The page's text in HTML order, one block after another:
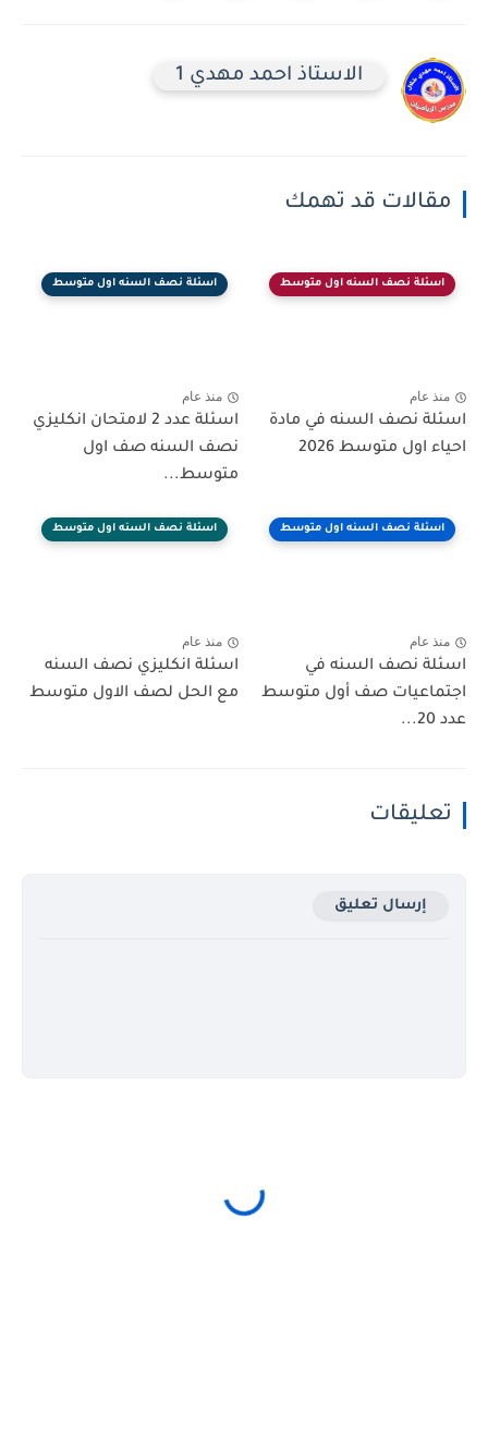
الاستاذ احمد مهدي 1
مقالات قد تهمك
اسئلة نصف السنه اول متوسط
منذ عام
اسئلة نصف السنه في مادة
احياء اول متوسط 2026
اسئلة نصف السنه اول متوسط
منذ عام
اسئلة عدد 2 لامتحان انكليزي
نصف السنه صف اول
متوسط...
اسئلة نصف السنه اول متوسط
منذ عام
اسئلة نصف السنه في
اجتماعيات صف أول متوسط
عدد 20...
اسئلة نصف السنه اول متوسط
منذ عام
اسئلة انكليزي نصف السنه
مع الحل لصف الاول متوسط
تعليقات
إرسال تعليق